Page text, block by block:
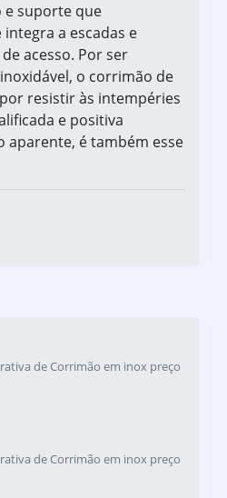
e suporte que
a escadas e
acesso. Por ser
o corrimão de
resistir às intempéries
e positiva
aparente, é também esse
de Corrimão em inox preço
de Corrimão em inox preço